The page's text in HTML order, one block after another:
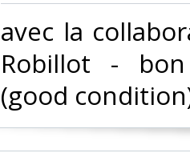
‎avec la
Robillot -
(good